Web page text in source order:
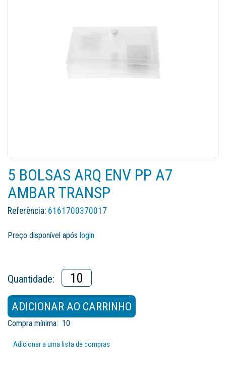
5 BOLSAS ARQ ENV PP A7
AMBAR TRANSP
Referência: 6161700370017
Preço disponível após login
Quantidade:
ADICIONAR AO CARRINHO
Compra mínima: 10
Adicionar a uma lista de compras